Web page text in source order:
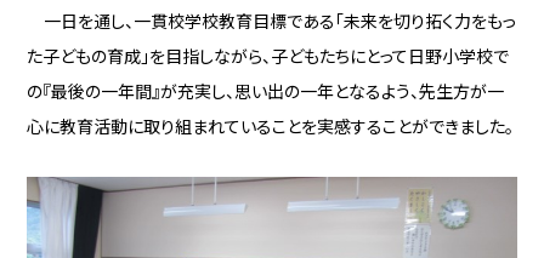
一日を通し、一貫校学校教育目標である「未来を切り拓く力をもっ
た子どもの育成」を目指しながら、子どもたちにとって日野小学校で
の『最後の一年間』が充実し、思い出の一年となるよう、先生方が一
心に教育活動に取り組まれていることを実感することができました。